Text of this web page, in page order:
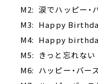
M2: 涙でハッピー
M3: Happy
M4: Happy
M5: きっと忘れな
M6: ハッピー・バ